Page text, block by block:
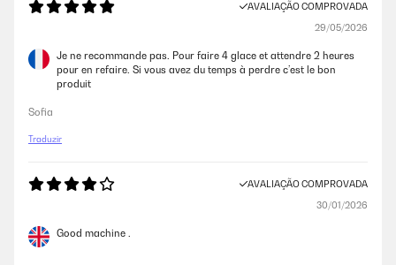
AVALIAÇÃO COMPROVADA
29/05/2026
Je ne recommande pas. Pour faire 4 glace et attendre 2 heures
pour en refaire. Si vous avez du temps à perdre c’est le bon
produit
Sofia
Traduzir
AVALIAÇÃO COMPROVADA
30/01/2026
Good machine .